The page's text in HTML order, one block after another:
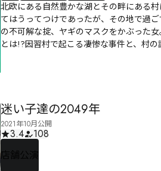
北欧にある自然豊かな湖とその畔にある
てはうってつけであったが、その地で過
の不可解な掟、ヤギのマスクをかぶった
とは!?因習村で起こる凄惨な事件と、村
迷い子達の2049年
2021年10月公開
3.4
108
店舗公演